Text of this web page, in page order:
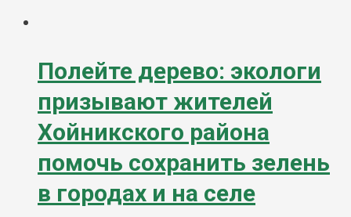
Полейте дерево: экологи
призывают жителей
Хойникского района
помочь сохранить зелень
в городах и на селе